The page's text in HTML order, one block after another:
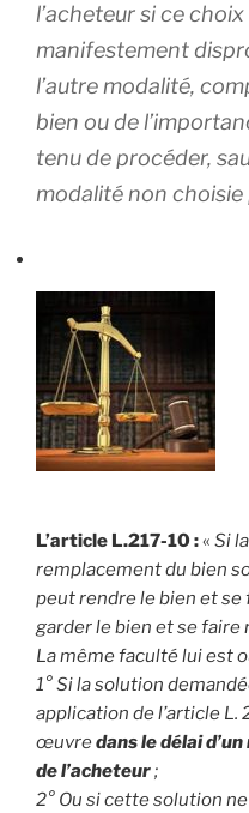
l’acheteur si ce
manifestement
l’autre modalité,
bien ou de
tenu de procéder,
modalité non choisie
L’article L.217-10 :« Si
remplacement du bien
peut rendre le bien et
garder le bien et se faire
La même faculté lui est
1° Si la solution
application de l’article L.
œuvredans le délai
de l’acheteur;
2° Ou si cette solution